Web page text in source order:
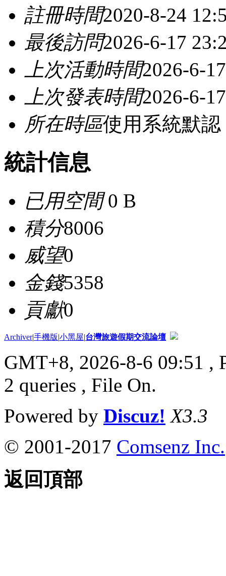
註冊時間2020-8-24
最後訪問2026-6-17
上次活動時間2026-6-
上次發表時間2026-6-
所在時區使用系統默認
統計信息
已用空間0 B
積分8006
威望0
金錢5358
貢獻0
Archiver|手機版|小黑屋|台灣旅遊假期交流論壇
GMT+8, 2026-8-6 09:51 ,
2 queries , File On.
Powered by Discuz! X3.3
© 2001-2017 Comsenz Inc.
返回頂部